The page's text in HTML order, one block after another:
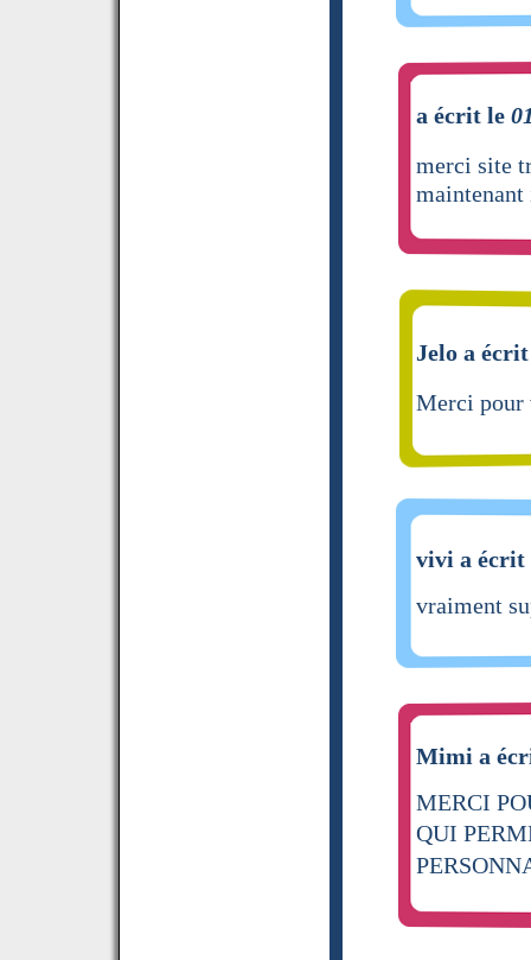
a écrit le
merci site
Jelo a
Merci
vivi a
vraiment
Mimi a
MERCI
QUI